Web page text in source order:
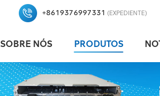
+8619376997331 (EXPEDIENTE)
SOBRE NÓS PRODUTOS